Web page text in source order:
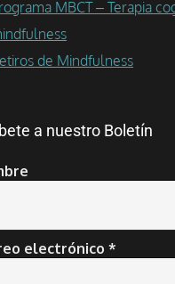
MBCT – Terapia
de Mindfulness
a nuestro Boletín
electrónico *